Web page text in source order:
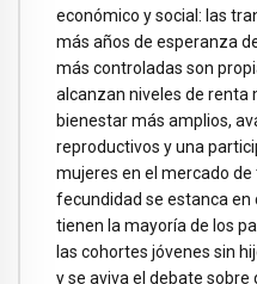
económico y social: las
más años de esperanza
más controladas son
alcanzan niveles de renta
bienestar más amplios,
reproductivos y una
mujeres en el mercado
fecundidad se estanca en
tienen la mayoría de los
las cohortes jóvenes sin
y se aviva el debate